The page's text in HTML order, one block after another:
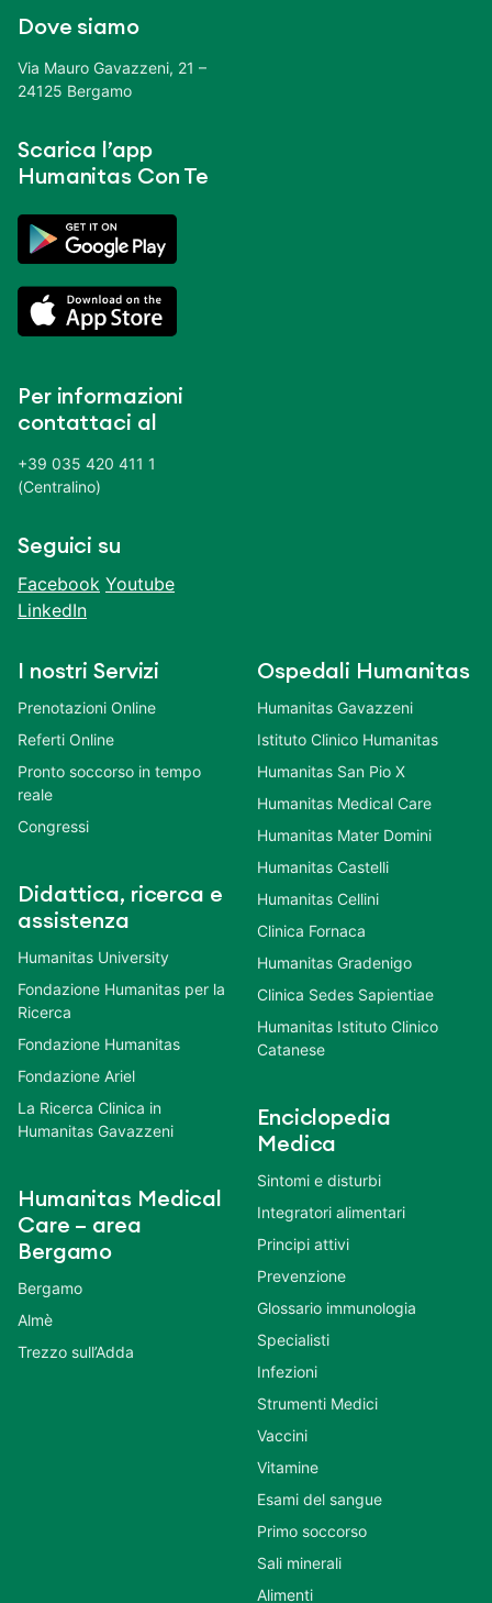
Dove siamo
Via Mauro Gavazzeni, 21 –
24125 Bergamo
Scarica l’app
Humanitas Con Te
Per informazioni
contattaci al
+39 035 420 411 1
(Centralino)
Seguici su
Facebook Youtube
LinkedIn
I nostri Servizi
Prenotazioni Online
Referti Online
Pronto soccorso in tempo
reale
Congressi
Didattica, ricerca e
assistenza
Humanitas University
Fondazione Humanitas per la
Ricerca
Fondazione Humanitas
Fondazione Ariel
La Ricerca Clinica in
Humanitas Gavazzeni
Humanitas Medical
Care – area
Bergamo
Bergamo
Almè
Trezzo sull’Adda
Ospedali Humanitas
Humanitas Gavazzeni
Istituto Clinico Humanitas
Humanitas San Pio X
Humanitas Medical Care
Humanitas Mater Domini
Humanitas Castelli
Humanitas Cellini
Clinica Fornaca
Humanitas Gradenigo
Clinica Sedes Sapientiae
Humanitas Istituto Clinico
Catanese
Enciclopedia
Medica
Sintomi e disturbi
Integratori alimentari
Principi attivi
Prevenzione
Glossario immunologia
Specialisti
Infezioni
Strumenti Medici
Vaccini
Vitamine
Esami del sangue
Primo soccorso
Sali minerali
Alimenti